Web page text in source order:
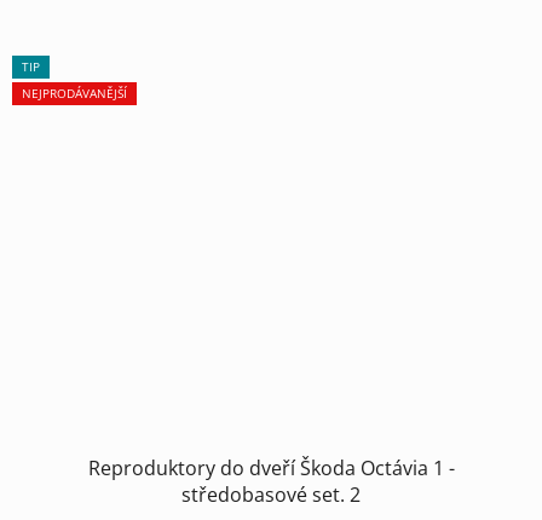
TIP
NEJPRODÁVANĚJŠÍ
Reproduktory do dveří Škoda Octávia 1 -
středobasové set. 2